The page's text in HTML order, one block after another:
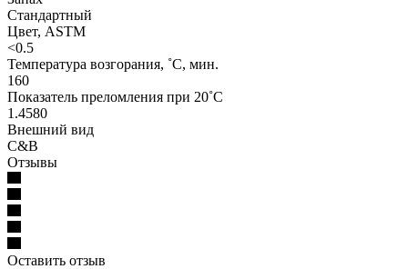
Стандартный
Цвет, ASTM
<0.5
Температура возгорания, ˚C, мин.
160
Показатель преломления при 20˚C
1.4580
Внешний вид
C&B
Отзывы
Оставить отзыв